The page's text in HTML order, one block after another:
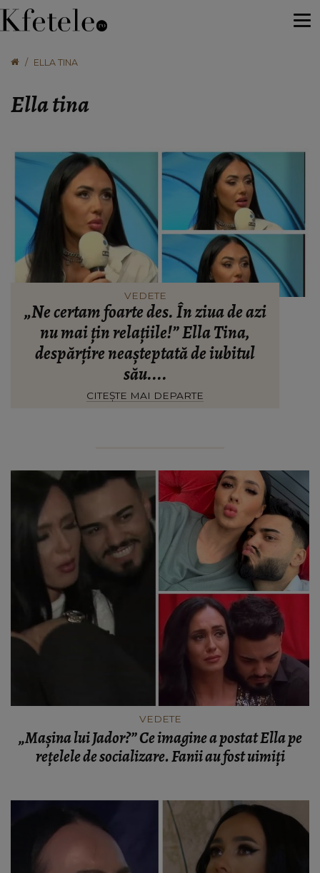
ELLA TINA
Ella tina
VEDETE
„Ne certam foarte des. În ziua de azi
nu mai țin relațiile!” Ella Tina,
despărțire neașteptată de iubitul
său....
CITEȘTE MAI DEPARTE
VEDETE
„Mașina lui Jador?” Ce imagine a postat Ella pe
rețelele de socializare. Fanii au fost uimiți